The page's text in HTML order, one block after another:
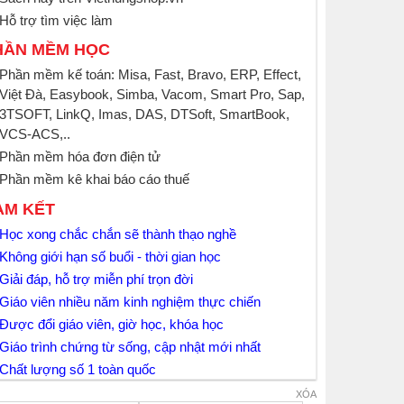
trợ tìm việc làm
MỀM HỌC
mềm kế toán: Misa, Fast, Bravo, ERP, Effect,
Đà, Easybook, Simba, Vacom, Smart Pro, Sap,
LinkQ, Imas, DAS, DTSoft, SmartBook,
ACS,..
mềm hóa đơn điện tử
mềm kê khai báo cáo thuế
KẾT
xong chắc chắn sẽ thành thạo nghề
giới hạn số buổi - thời gian học
đáp, hỗ trợ miễn phí trọn đời
viên nhiều năm kinh nghiệm thực chiến
đổi giáo viên, giờ học, khóa học
trình chứng từ sống, cập nhật mới nhất
lượng số 1 toàn quốc
XÓA